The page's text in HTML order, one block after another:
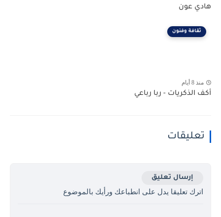
هادي عون
ثقافة وفنون
منذ 8 أيام
أكف الذكريات - ربا رباعي
تعليقات
إرسال تعليق
اترك تعليقا يدل على انطباعك ورأيك بالموضوع